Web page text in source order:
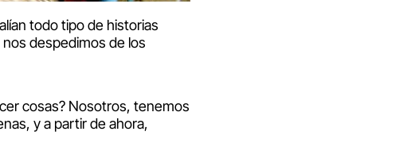
todo tipo de historias
despedimos de los
cosas? Nosotros, tenemos
y a partir de ahora,